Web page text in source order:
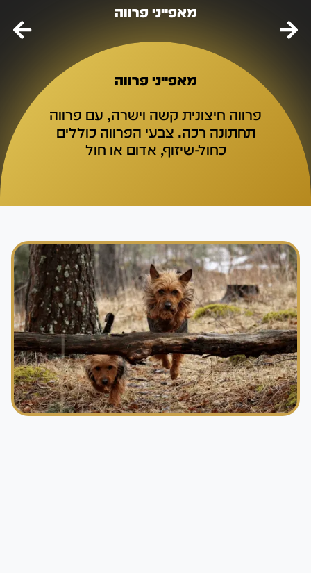
מאפייני פרווה
מאפייני פרווה
פרווה חיצונית קשה וישרה, עם פרווה
תחתונה רכה. צבעי הפרווה כוללים
כחול-שיזוף, אדום או חול